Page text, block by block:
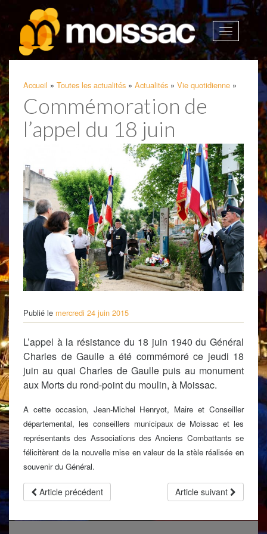
Afficher
Accueil » Toutes les actualités » Actualités » Vie quotidienne »
Commémoration de
l’appel du 18 juin
Publié le mercredi 24 juin 2015
L’appel à la résistance du 18 juin 1940 du Général
Charles de Gaulle a été commémoré ce jeudi 18
juin au quai Charles de Gaulle puis au monument
aux Morts du rond-point du moulin, à Moissac.
A cette occasion, Jean-Michel Henryot, Maire et Conseiller
départemental, les conseillers municipaux de Moissac et les
représentants des Associations des Anciens Combattants se
félicitèrent de la nouvelle mise en valeur de la stèle réalisée en
souvenir du Général.
Article précédent Article suivant